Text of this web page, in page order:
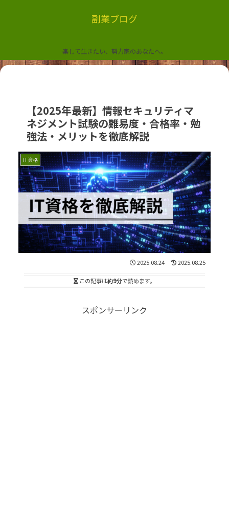
副業ブログ
楽して生きたい、努力家のあなたへ。
【2025年最新】情報セキュリティマ
ネジメント試験の難易度・合格率・勉
強法・メリットを徹底解説
IT資格
2025.08.24 2025.08.25
この記事は約9分で読めます。
スポンサーリンク